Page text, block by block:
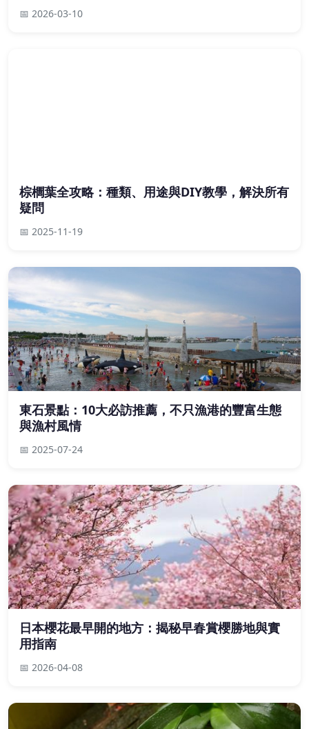
📅 2026-03-10
棕櫚葉全攻略：種類、用途與DIY教學，解決所有
疑問
📅 2025-11-19
東石景點：10大必訪推薦，不只漁港的豐富生態
與漁村風情
📅 2025-07-24
日本櫻花最早開的地方：揭秘早春賞櫻勝地與實
用指南
📅 2026-04-08